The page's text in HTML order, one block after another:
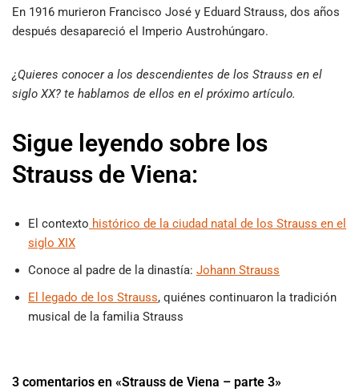
En 1916 murieron Francisco José y Eduard Strauss, dos años
después desapareció el Imperio Austrohúngaro.
¿Quieres conocer a los descendientes de los Strauss en el
siglo XX? te hablamos de ellos en el próximo artículo.
Sigue leyendo sobre los
Strauss de Viena:
El contexto histórico de la ciudad natal de los Strauss en el
siglo XIX
Conoce al padre de la dinastía: Johann Strauss
El legado de los Strauss, quiénes continuaron la tradición
musical de la familia Strauss
3 comentarios en «Strauss de Viena – parte 3»